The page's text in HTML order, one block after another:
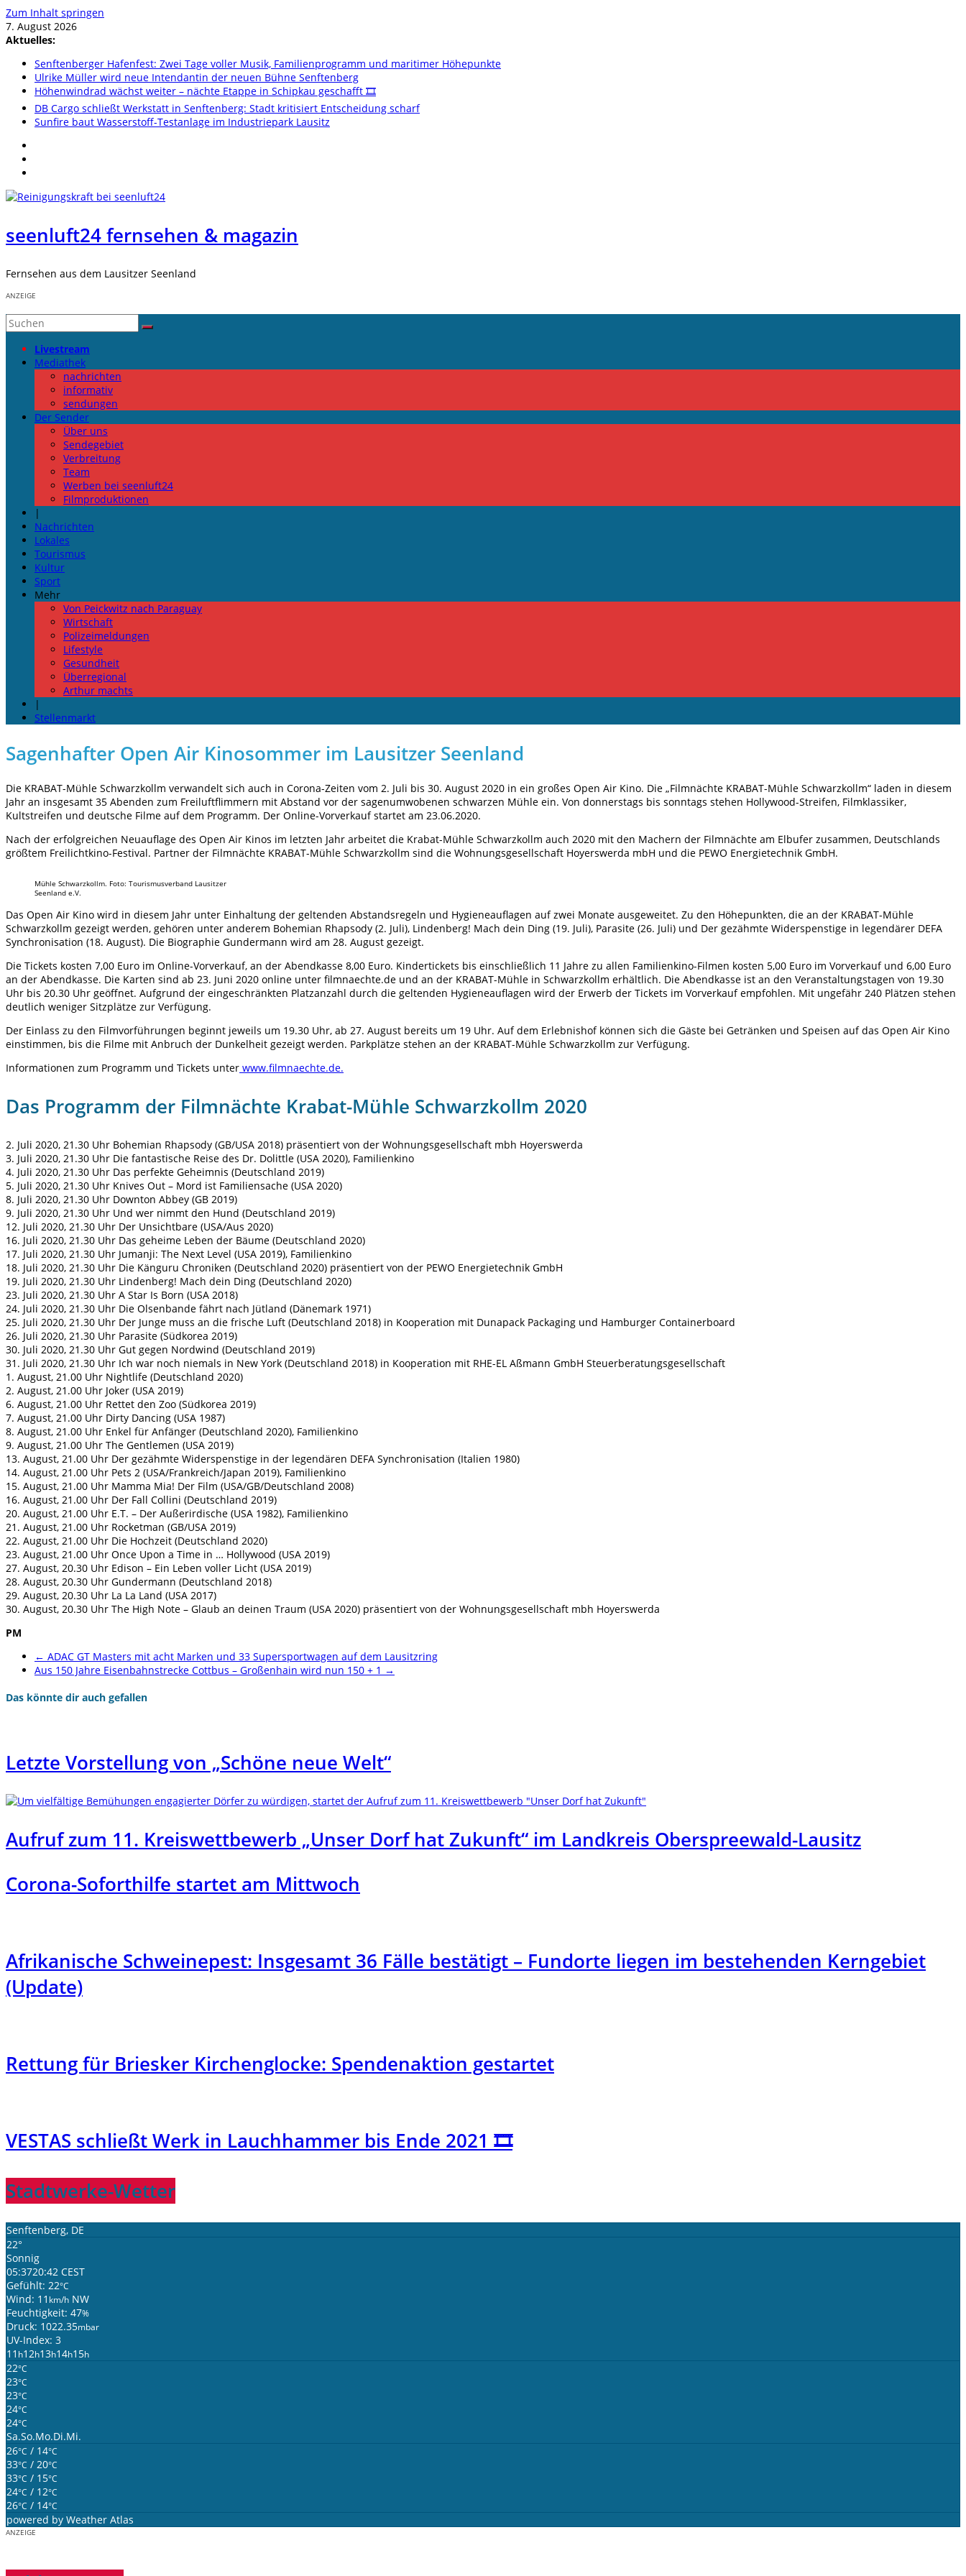
Zum Inhalt springen
7. August 2026
Aktuelles:
Senftenberger Hafenfest: Zwei Tage voller Musik, Familienprogramm und maritimer Höhepunkte
Ulrike Müller wird neue Intendantin der neuen Bühne Senftenberg
Höhenwindrad wächst weiter – nächte Etappe in Schipkau geschafft 🎞️
DB Cargo schließt Werkstatt in Senftenberg: Stadt kritisiert Entscheidung scharf
Sunfire baut Wasserstoff-Testanlage im Industriepark Lausitz
seenluft24 fernsehen & magazin
Fernsehen aus dem Lausitzer Seenland
ANZEIGE
Livestream
Mediathek
nachrichten
informativ
sendungen
Der Sender
Über uns
Sendegebiet
Verbreitung
Team
Werben bei seenluft24
Filmproduktionen
|
Nachrichten
Lokales
Tourismus
Kultur
Sport
Mehr
Von Peickwitz nach Paraguay
Wirtschaft
Polizeimeldungen
Lifestyle
Gesundheit
Überregional
Arthur machts
|
Stellenmarkt
Sagenhafter Open Air Kinosommer im Lausitzer Seenland
Die KRABAT-Mühle Schwarzkollm verwandelt sich auch in Corona-Zeiten vom 2. Juli bis 30. August 2020 in ein großes Open Air Kino. Die „Filmnächte KRABAT-Mühle Schwarzkollm“ laden in diesem
Jahr an insgesamt 35 Abenden zum Freiluftflimmern mit Abstand vor der sagenumwobenen schwarzen Mühle ein. Von donnerstags bis sonntags stehen Hollywood-Streifen, Filmklassiker,
Kultstreifen und deutsche Filme auf dem Programm. Der Online-Vorverkauf startet am 23.06.2020.
Nach der erfolgreichen Neuauflage des Open Air Kinos im letzten Jahr arbeitet die Krabat-Mühle Schwarzkollm auch 2020 mit den Machern der Filmnächte am Elbufer zusammen, Deutschlands
größtem Freilichtkino-Festival. Partner der Filmnächte KRABAT-Mühle Schwarzkollm sind die Wohnungsgesellschaft Hoyerswerda mbH und die PEWO Energietechnik GmbH.
Mühle Schwarzkollm. Foto: Tourismusverband Lausitzer
Seenland e.V.
Das Open Air Kino wird in diesem Jahr unter Einhaltung der geltenden Abstandsregeln und Hygieneauflagen auf zwei Monate ausgeweitet. Zu den Höhepunkten, die an der KRABAT-Mühle
Schwarzkollm gezeigt werden, gehören unter anderem Bohemian Rhapsody (2. Juli), Lindenberg! Mach dein Ding (19. Juli), Parasite (26. Juli) und Der gezähmte Widerspenstige in legendärer DEFA
Synchronisation (18. August). Die Biographie Gundermann wird am 28. August gezeigt.
Die Tickets kosten 7,00 Euro im Online-Vorverkauf, an der Abendkasse 8,00 Euro. Kindertickets bis einschließlich 11 Jahre zu allen Familienkino-Filmen kosten 5,00 Euro im Vorverkauf und 6,00 Euro
an der Abendkasse. Die Karten sind ab 23. Juni 2020 online unter filmnaechte.de und an der KRABAT-Mühle in Schwarzkollm erhältlich. Die Abendkasse ist an den Veranstaltungstagen von 19.30
Uhr bis 20.30 Uhr geöffnet. Aufgrund der eingeschränkten Platzanzahl durch die geltenden Hygieneauflagen wird der Erwerb der Tickets im Vorverkauf empfohlen. Mit ungefähr 240 Plätzen stehen
deutlich weniger Sitzplätze zur Verfügung.
Der Einlass zu den Filmvorführungen beginnt jeweils um 19.30 Uhr, ab 27. August bereits um 19 Uhr. Auf dem Erlebnishof können sich die Gäste bei Getränken und Speisen auf das Open Air Kino
einstimmen, bis die Filme mit Anbruch der Dunkelheit gezeigt werden. Parkplätze stehen an der KRABAT-Mühle Schwarzkollm zur Verfügung.
Informationen zum Programm und Tickets unter www.filmnaechte.de.
Das Programm der Filmnächte Krabat-Mühle Schwarzkollm 2020
2. Juli 2020, 21.30 Uhr Bohemian Rhapsody (GB/USA 2018) präsentiert von der Wohnungsgesellschaft mbh Hoyerswerda
3. Juli 2020, 21.30 Uhr Die fantastische Reise des Dr. Dolittle (USA 2020), Familienkino
4. Juli 2020, 21.30 Uhr Das perfekte Geheimnis (Deutschland 2019)
5. Juli 2020, 21.30 Uhr Knives Out – Mord ist Familiensache (USA 2020)
8. Juli 2020, 21.30 Uhr Downton Abbey (GB 2019)
9. Juli 2020, 21.30 Uhr Und wer nimmt den Hund (Deutschland 2019)
12. Juli 2020, 21.30 Uhr Der Unsichtbare (USA/Aus 2020)
16. Juli 2020, 21.30 Uhr Das geheime Leben der Bäume (Deutschland 2020)
17. Juli 2020, 21.30 Uhr Jumanji: The Next Level (USA 2019), Familienkino
18. Juli 2020, 21.30 Uhr Die Känguru Chroniken (Deutschland 2020) präsentiert von der PEWO Energietechnik GmbH
19. Juli 2020, 21.30 Uhr Lindenberg! Mach dein Ding (Deutschland 2020)
23. Juli 2020, 21.30 Uhr A Star Is Born (USA 2018)
24. Juli 2020, 21.30 Uhr Die Olsenbande fährt nach Jütland (Dänemark 1971)
25. Juli 2020, 21.30 Uhr Der Junge muss an die frische Luft (Deutschland 2018) in Kooperation mit Dunapack Packaging und Hamburger Containerboard
26. Juli 2020, 21.30 Uhr Parasite (Südkorea 2019)
30. Juli 2020, 21.30 Uhr Gut gegen Nordwind (Deutschland 2019)
31. Juli 2020, 21.30 Uhr Ich war noch niemals in New York (Deutschland 2018) in Kooperation mit RHE-EL Aßmann GmbH Steuerberatungsgesellschaft
1. August, 21.00 Uhr Nightlife (Deutschland 2020)
2. August, 21.00 Uhr Joker (USA 2019)
6. August, 21.00 Uhr Rettet den Zoo (Südkorea 2019)
7. August, 21.00 Uhr Dirty Dancing (USA 1987)
8. August, 21.00 Uhr Enkel für Anfänger (Deutschland 2020), Familienkino
9. August, 21.00 Uhr The Gentlemen (USA 2019)
13. August, 21.00 Uhr Der gezähmte Widerspenstige in der legendären DEFA Synchronisation (Italien 1980)
14. August, 21.00 Uhr Pets 2 (USA/Frankreich/Japan 2019), Familienkino
15. August, 21.00 Uhr Mamma Mia! Der Film (USA/GB/Deutschland 2008)
16. August, 21.00 Uhr Der Fall Collini (Deutschland 2019)
20. August, 21.00 Uhr E.T. – Der Außerirdische (USA 1982), Familienkino
21. August, 21.00 Uhr Rocketman (GB/USA 2019)
22. August, 21.00 Uhr Die Hochzeit (Deutschland 2020)
23. August, 21.00 Uhr Once Upon a Time in … Hollywood (USA 2019)
27. August, 20.30 Uhr Edison – Ein Leben voller Licht (USA 2019)
28. August, 20.30 Uhr Gundermann (Deutschland 2018)
29. August, 20.30 Uhr La La Land (USA 2017)
30. August, 20.30 Uhr The High Note – Glaub an deinen Traum (USA 2020) präsentiert von der Wohnungsgesellschaft mbh Hoyerswerda
PM
← ADAC GT Masters mit acht Marken und 33 Supersportwagen auf dem Lausitzring
Aus 150 Jahre Eisenbahnstrecke Cottbus – Großenhain wird nun 150 + 1 →
Das könnte dir auch gefallen
Letzte Vorstellung von „Schöne neue Welt“
Aufruf zum 11. Kreiswettbewerb „Unser Dorf hat Zukunft“ im Landkreis Oberspreewald-Lausitz
Corona-Soforthilfe startet am Mittwoch
Afrikanische Schweinepest: Insgesamt 36 Fälle bestätigt – Fundorte liegen im bestehenden Kerngebiet
(Update)
Rettung für Briesker Kirchenglocke: Spendenaktion gestartet
VESTAS schließt Werk in Lauchhammer bis Ende 2021 🎞️
Stadtwerke-Wetter
Senftenberg, DE
22°
Sonnig
05:3720:42 CEST
Gefühlt: 22°C
Wind: 11 km/h NW
Feuchtigkeit: 47%
Druck: 1022.35mbar
UV-Index: 3
11 h12h13h14h15h
22°C
23°C
23°C
24°C
24°C
Sa.So.Mo.Di.Mi.
26°C / 14°C
33°C / 20°C
33°C / 15°C
24°C / 12°C
26°C / 14°C
powered by Weather Atlas
ANZEIGE